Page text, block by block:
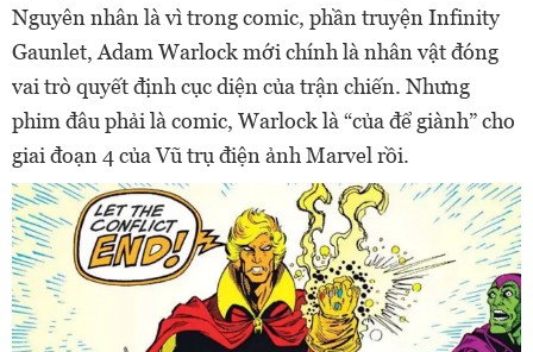
Nguyên nhân là vì trong comic, phần truyện Infinity
Gaunlet, Adam Warlock mới chính là nhân vật đóng
vai trò quyết định cục diện của trận chiến. Nhưng
phim đâu phải là comic, Warlock là “của để giành” cho
giai đoạn 4 của Vũ trụ điện ảnh Marvel rồi.